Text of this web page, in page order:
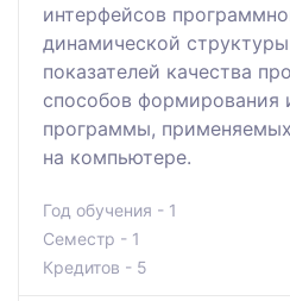
интерфейсов
динамической
показателей качества
способов формирования
программы,
на компьютере.
Год обучения - 1
Семестр - 1
Кредитов - 5